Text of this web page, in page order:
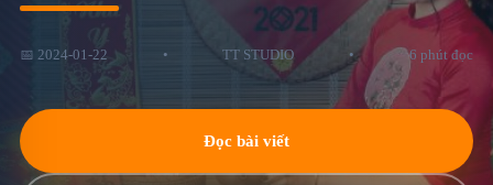
📅 2024-01-22 • TT STUDIO • 6 phút đọc
Đọc bài viết